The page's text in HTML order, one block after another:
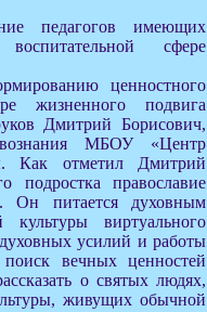
педагогов имеющих
сфере
ценностного
жизненного подвига
Дмитрий Борисович,
МБОУ «Центр
Как отметил Дмитрий
подростка православие
Он питается духовным
культуры виртуального
усилий и работы
вечных ценностей
о святых людях,
живущих обычной